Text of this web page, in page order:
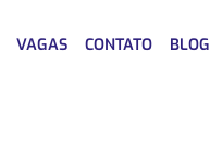
VAGAS CONTATO BLOG